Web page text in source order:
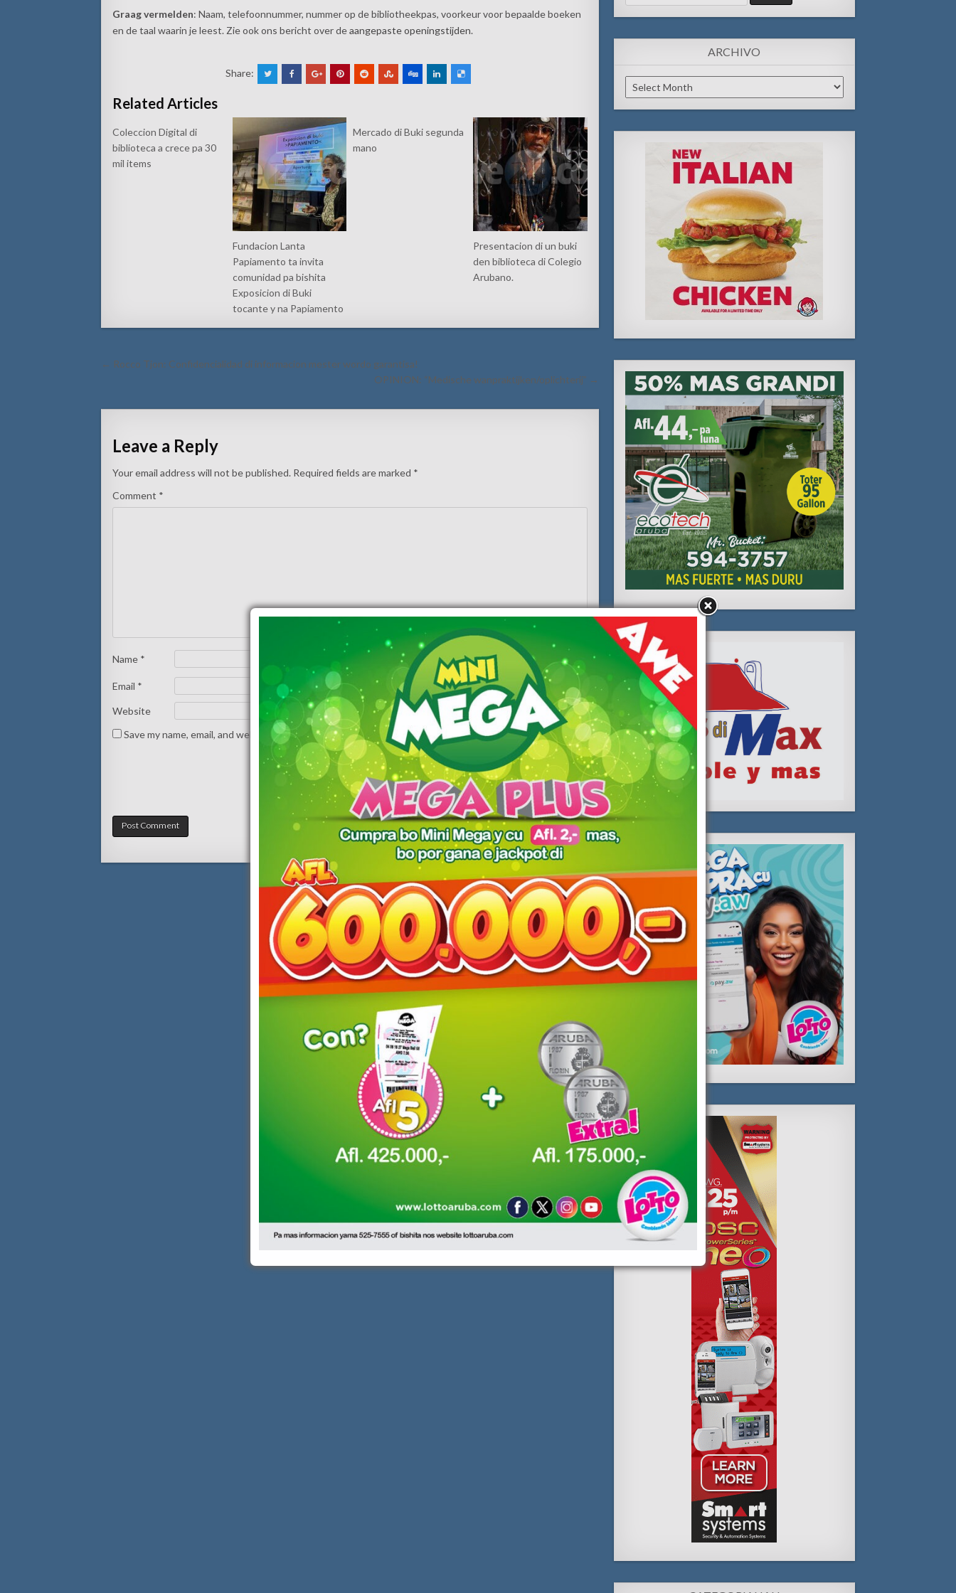
Graag vermelden: Naam, telefoonnummer, nummer op de bibliotheekpas, voorkeur voor bepaalde boeken
en de taal waarin je leest. Zie ook ons bericht over deaangepaste openingstijden.
Share:
Related Articles
Coleccion Digital di
biblioteca a crece pa 30
mil items
Fundacion Lanta
Papiamento ta invita
comunidad pa bishita
Exposicion di Buki
tocante y na Papiamento
Mercado di Buki segunda
mano
Presentacion di un buki
den biblioteca di Colegio
Arubano.
Post
← Rocco Tjon: Confidencialidad di informacion mester wordo garantisa!
OPINION: “Medische wanpraktijken/oplichterij” →
Leave a Reply
Your email address will not be published. Required fields are marked *
Comment *
Name *
Email *
Website
Save my name, email, and website in this browser for the next time I comment.
for:
ARCHIVO
Archivo